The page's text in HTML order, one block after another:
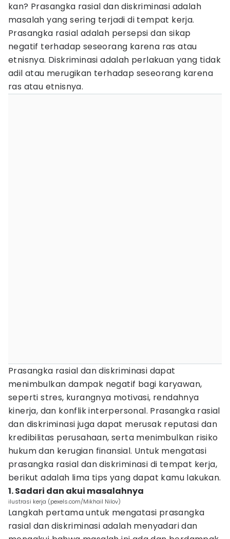
kan? Prasangka rasial dan diskriminasi adalah
masalah yang sering terjadi di tempat kerja.
Prasangka rasial adalah persepsi dan sikap
negatif terhadap seseorang karena ras atau
etnisnya. Diskriminasi adalah perlakuan yang tidak
adil atau merugikan terhadap seseorang karena
ras atau etnisnya.
Prasangka rasial dan diskriminasi dapat
menimbulkan dampak negatif bagi karyawan,
seperti stres, kurangnya motivasi, rendahnya
kinerja, dan konflik interpersonal. Prasangka rasial
dan diskriminasi juga dapat merusak reputasi dan
kredibilitas perusahaan, serta menimbulkan risiko
hukum dan kerugian finansial. Untuk mengatasi
prasangka rasial dan diskriminasi di tempat kerja,
berikut adalah lima tips yang dapat kamu lakukan.
1. Sadari dan akui masalahnya
ilustrasi kerja (pexels.com/Mikhail Nilov)
Langkah pertama untuk mengatasi prasangka
rasial dan diskriminasi adalah menyadari dan